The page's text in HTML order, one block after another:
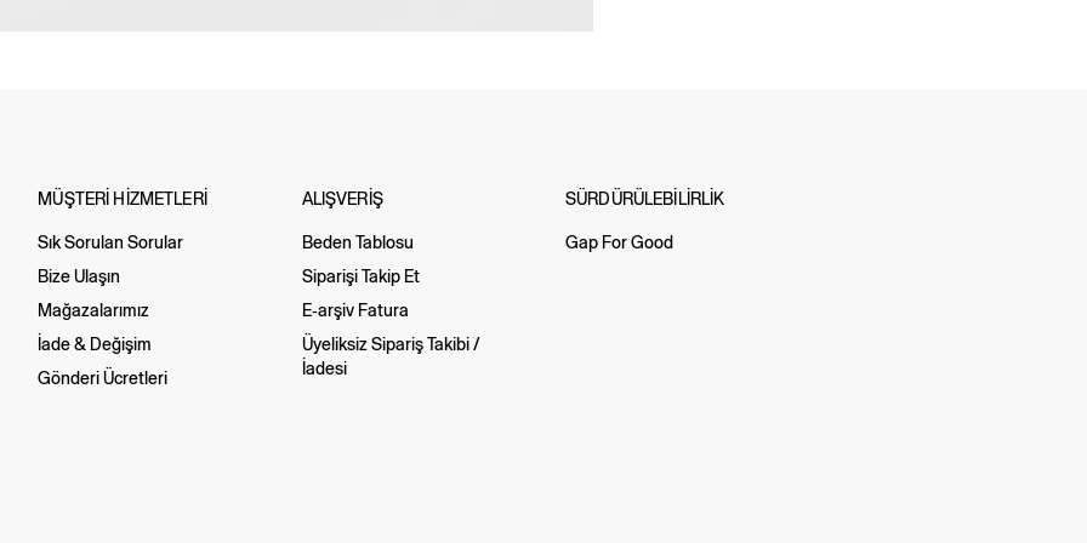
MÜŞTERİ HİZMETLERİ
Sık Sorulan Sorular
Bize Ulaşın
Mağazalarımız
İade & Değişim
Gönderi Ücretleri
ALIŞVERİŞ
Beden Tablosu
Siparişi Takip Et
E-arşiv Fatura
Üyeliksiz Sipariş Takibi /
İadesi
SÜRDÜRÜLEBİLİRLİK
Gap For Good